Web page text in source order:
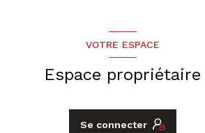
VOTRE ESPACE
Espace propriétaire
Se connecter